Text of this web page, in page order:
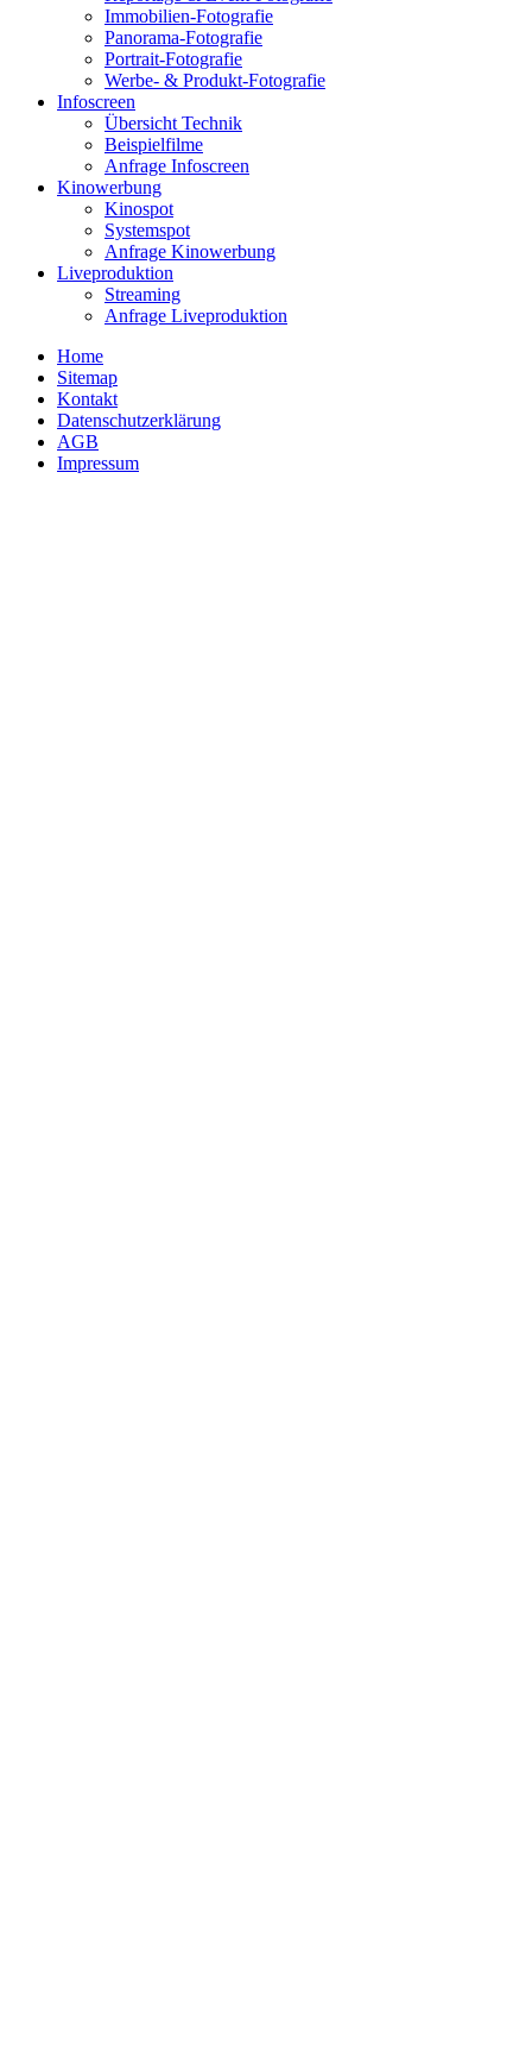
Immobilien-Fotografie
Panorama-Fotografie
Portrait-Fotografie
Werbe- & Produkt-Fotografie
Infoscreen
Übersicht Technik
Beispielfilme
Anfrage Infoscreen
Kinowerbung
Kinospot
Systemspot
Anfrage Kinowerbung
Liveproduktion
Streaming
Anfrage Liveproduktion
Home
Sitemap
Kontakt
Datenschutzerklärung
AGB
Impressum